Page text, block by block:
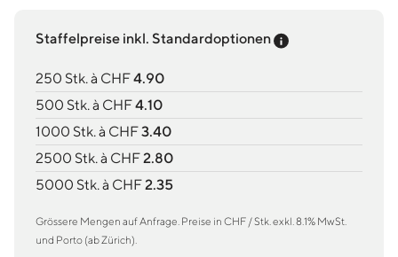
Staffelpreise inkl. Standardoptionen Preis-Tooltip
250 Stk. à CHF4.90
500 Stk. à CHF4.10
1000 Stk. à CHF3.40
2500 Stk. à CHF2.80
5000 Stk. à CHF2.35
Grössere Mengen auf Anfrage. Preise in CHF / Stk. exkl. 8.1% MwSt.
und Porto (ab Zürich).